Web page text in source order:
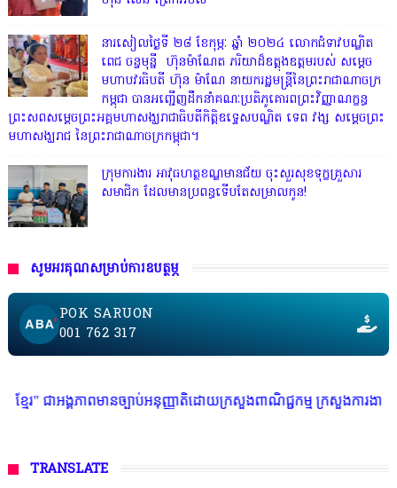
នារសៀលថ្ងៃទី ២៨ ខែកុម្ភៈ ឆ្នាំ ២០២៤ លោកជំទាវបណ្ឌិត
ពេជ ចន្ទមុន្នី ហ៊ុនម៉ាណែត ភរិយាដ៏ឧត្តុងឧត្តមរបស់ សម្តេច
មហាបវរធិបតី ហ៊ុន ម៉ាណែ នាយករដ្ឋមន្រ្តីនៃព្រះរាជាណាចក្រ
កម្ពុជា បានអញ្ជើញដឹកនាំគណៈប្រតិភូគោរពព្រះវិញ្ញាណក្ខន្ធ
ព្រះសពសម្តេចព្រះអគ្គមហាសង្ឃរាជាធិបតីកិត្តិឧទ្ទេសបណ្ឌិត ទេព វង្ស សម្តេចព្រះ
មហាសង្ឃរាជ នៃព្រះរាជាណាចក្រកម្ពុជា។
ក្រុមការងារ អាវុធហត្ថខណ្ឌមានជ័យ ចុះសួរសុខទុក្ខគ្រួសារ
សមាជិក ដែលមានប្រពន្ធទើបតែសម្រាលកូន!
សូមអរគុណសម្រាប់ការឧបត្ថម្ភ
POK SARUON
001 762 317
បាប់អនុញ្ញាតិដោយក្រសួងពាណិជ្ជកម្ម ក្រសួងការងារ ក្រសួងព័ត៌មាន * ក្រមសិ
TRANSLATE